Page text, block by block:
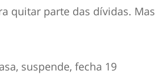
quitar parte das dívidas. Mas
suspende, fecha 19